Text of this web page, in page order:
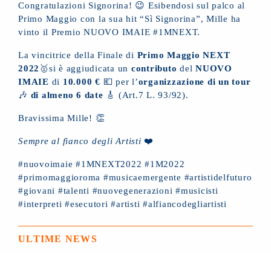
Congratulazioni Signorina! 😉 Esibendosi sul palco al
Primo Maggio con la sua hit “Sì Signorina”, Mille ha
vinto il Premio NUOVO IMAIE #1MNEXT.
La vincitrice della Finale di Primo Maggio NEXT
2022 🥇si è aggiudicata un contributo del NUOVO
IMAIE di 10.000 € 💶 per l’organizzazione di un tour
🎶 di almeno 6 date 🎸 (Art.7 L. 93/92).
Bravissima Mille! 👏
Sempre al fianco degli Artisti ❤️
#nuovoimaie #1MNEXT2022 #1M2022
#primomaggioroma #musicaemergente #artistidelfuturo
#giovani #talenti #nuovegenerazioni #musicisti
#interpreti #esecutori #artisti #alfiancodegliartisti
ULTIME NEWS